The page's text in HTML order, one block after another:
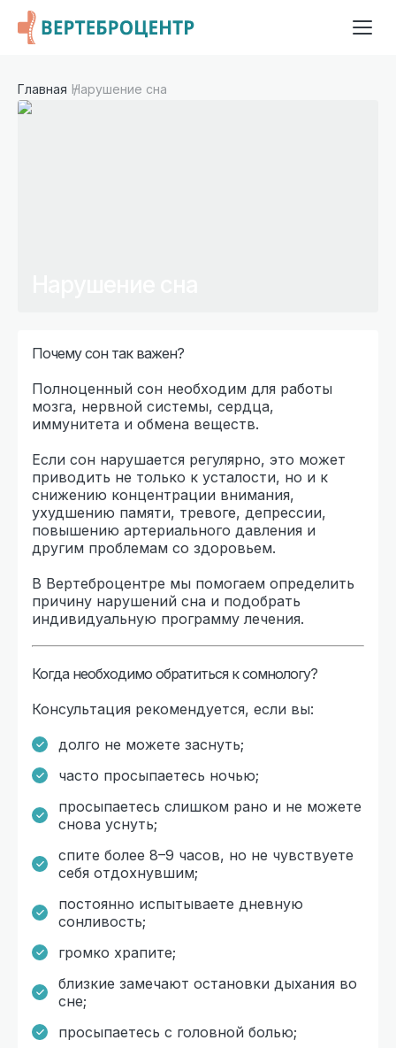
Главная Нарушение сна
Почему сон так важен?
Полноценный сон необходим для работы
мозга, нервной системы, сердца,
иммунитета и обмена веществ.
Если сон нарушается регулярно, это может
приводить не только к усталости, но и к
снижению концентрации внимания,
ухудшению памяти, тревоге, депрессии,
повышению артериального давления и
другим проблемам со здоровьем.
В Вертеброцентре мы помогаем определить
причину нарушений сна и подобрать
индивидуальную программу лечения.
Когда необходимо обратиться к сомнологу?
Консультация рекомендуется, если вы:
долго не можете заснуть;
часто просыпаетесь ночью;
просыпаетесь слишком рано и не можете
снова уснуть;
спите более 8–9 часов, но не чувствуете
себя отдохнувшим;
постоянно испытываете дневную
сонливость;
громко храпите;
близкие замечают остановки дыхания во
сне;
просыпаетесь с головной болью;